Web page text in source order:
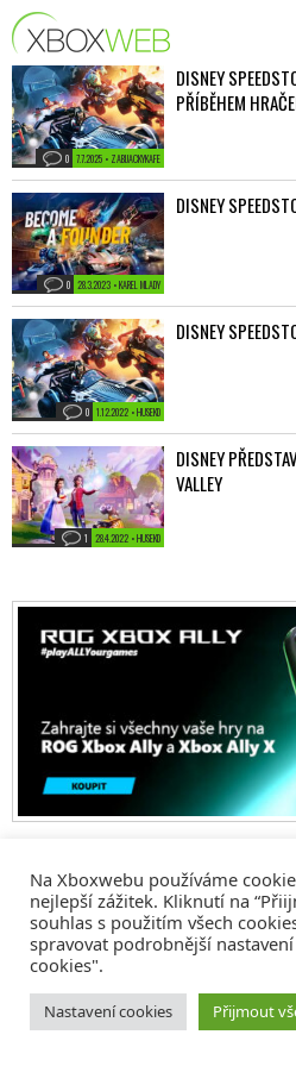
7.7.2025 • ZABIJACKYKAFE
0
DISNEY
PŘÍBĚHEM
28.3.2023 • KAREL MLADY
0
DISNEY
1.12.2022 • HUSEKD
0
DISNEY
28.4.2022 • HUSEKD
1
DISNEY
VALLEY
Tvorba webů a sociální služby
Na Xboxwebu používáme
nejlepší zážitek. Kliknutí na
souhlas s použitím všech
spravovat podrobnější
cookies".
Nastavení cookies Přijmout